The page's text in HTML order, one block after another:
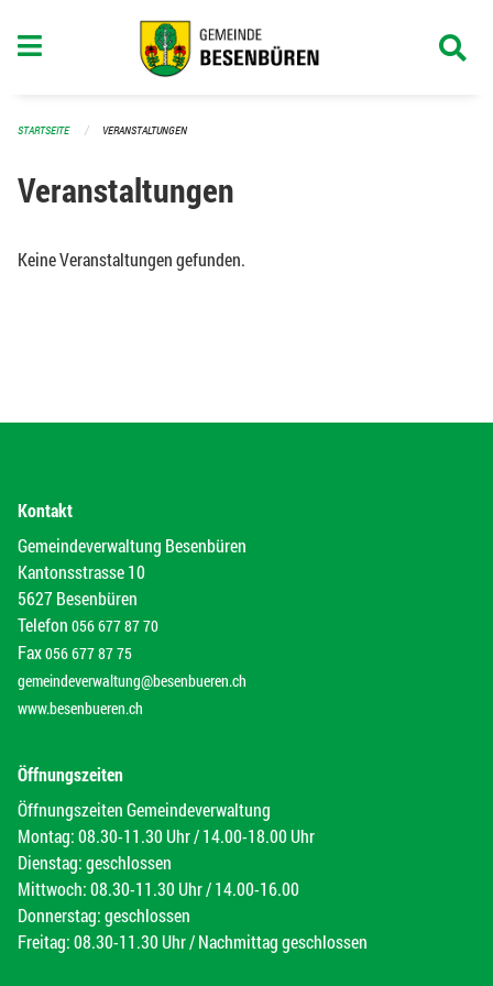
STARTSEITE VERANSTALTUNGEN
Veranstaltungen
Keine Veranstaltungen gefunden.
Kontakt
Gemeindeverwaltung Besenbüren
Kantonsstrasse 10
5627 Besenbüren
Telefon 056 677 87 70
Fax056 677 87 75
gemeindeverwaltung@besenbueren.ch
www.besenbueren.ch
Öffnungszeiten
Öffnungszeiten Gemeindeverwaltung
Montag: 08.30-11.30 Uhr / 14.00-18.00 Uhr
Dienstag: geschlossen
Mittwoch: 08.30-11.30 Uhr / 14.00-16.00
Donnerstag: geschlossen
Freitag: 08.30-11.30 Uhr / Nachmittag geschlossen